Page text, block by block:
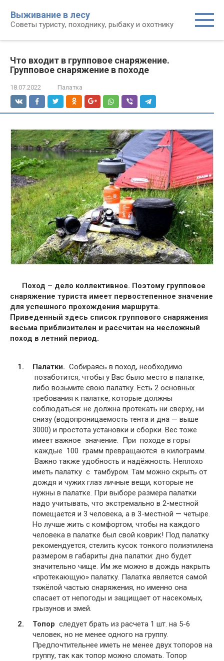
контенту
Выживание в лесу
Советы туристу, походнику, рыбаку и охотнику
Что входит в групповое снаряжение.
Групповое снаряжение в походе
18.07.2022 Палатка
Поход – дело коллективное. Поэтому групповое
снаряжение туриста имеет первостепенное значение
для успешного прохождения маршрута.
Приведенный здесь список группового снаряжения
весьма приблизителен и рассчитан на несложный
поход в летний период.
Палатки. Собираясь в поход, необходимо
позаботится, чтобы у Вас было место в палатке,
либо возьмите свою палатку. Есть 2 основных
требования к палатке, которые должны
соблюдаться: не должна протекать ни сверху, ни
снизу (водопроницаемость тента и дна — выше
3000) и простота установки и сборки. Вес тоже
имеет важное значение. При походе в горы
каждые 100 грамм превращаются в килограмм.
Важно также удобность и надёжность. Неплохо
иметь палатку с тамбуром. Там можно скрыть от
дождя и чужих глаз личные вещи, которые не
нужны в палатке. При выборе размера палатки
надо учитывать, что экстремально в 2-местной
помещается и 3 человека, а в 3-местной — четыре.
Но лучше жить с комфортом, чтобы на каждого
человека в палатке был свой коврик! Под палатку
рекомендуется, стелить кусок тонкого полиэтилена
размером в габариты дна палатки: дно будет
значительно чище. Им же можно в дождь накрыть
«протекающую» палатку. Палатка является самой
тяжёлой частью снаряжения, но именно она
спасает от непогоды и защищает от насекомых,
грызунов и змей.
Топор следует брать из расчета 1 шт. на 5-6
человек, но не менее одного на группу.
Предпочтительнее иметь не менее двух топоров на
группу, так как топор можно сломать. Топор